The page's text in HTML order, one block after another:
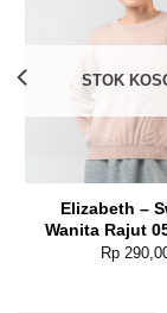
STOK
Elizabeth –
Wanita Rajut
Rp